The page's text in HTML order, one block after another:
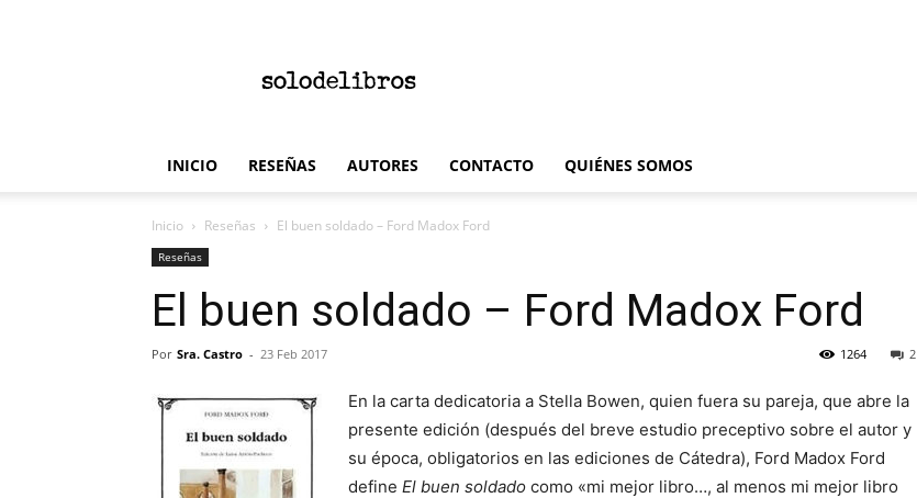
INICIO RESEÑAS AUTORES CONTACTO QUIÉNES SOMOS
Inicio Reseñas El buen soldado – Ford Madox Ford
Reseñas
El buen soldado – Ford Madox Ford
Por Sra. Castro - 23 Feb 2017 2
1264
En la carta dedicatoria a Stella Bowen, quien fuera su pareja, que abre la
presente edición (después del breve estudio preceptivo sobre el autor y
su época, obligatorios en las ediciones de Cátedra), Ford Madox Ford
define El buen soldado como «mi mejor libro…, al menos mi mejor libro